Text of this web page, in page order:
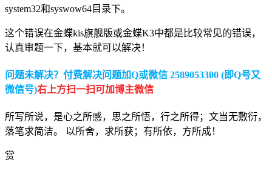
system32和syswow64目录下。
这个错误在金蝶kis旗舰版或金蝶K3中都是比较常见的错误，
认真审题一下，基本就可以解决！
问题未解决？付费解决问题加Q或微信 2589053300 (即Q号又
微信号)右上方扫一扫可加博主微信
所写所说，是心之所感，思之所悟，行之所得；文当无敷衍，
落笔求简洁。 以所舍，求所获；有所依，方所成！
赏